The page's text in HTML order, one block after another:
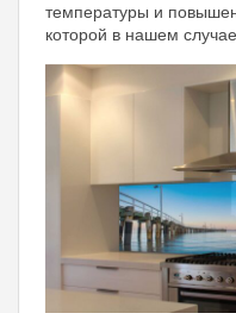
температуры и
которой в нашем